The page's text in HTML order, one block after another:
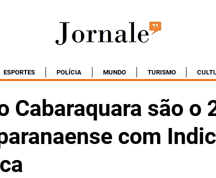
ESPORTES POLÍCIA MUNDO TURISMO
Cabaraquara são o
com